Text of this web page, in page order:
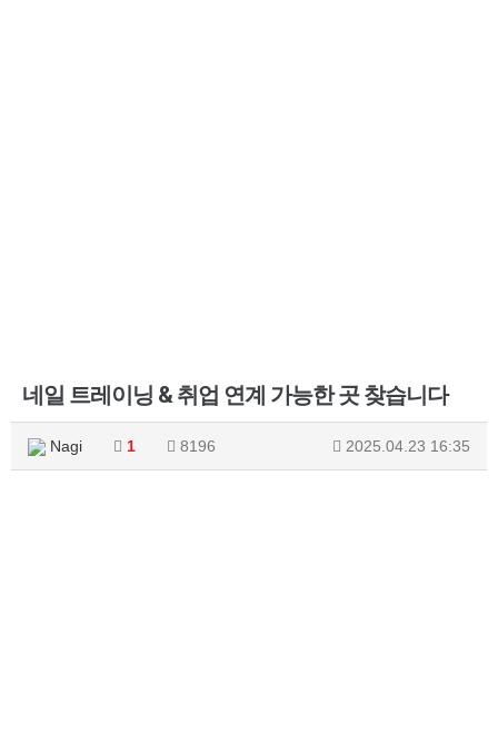
네일 트레이닝 & 취업 연계 가능한 곳 찾습니다
Nagi 1 8196 2025.04.23 16:35